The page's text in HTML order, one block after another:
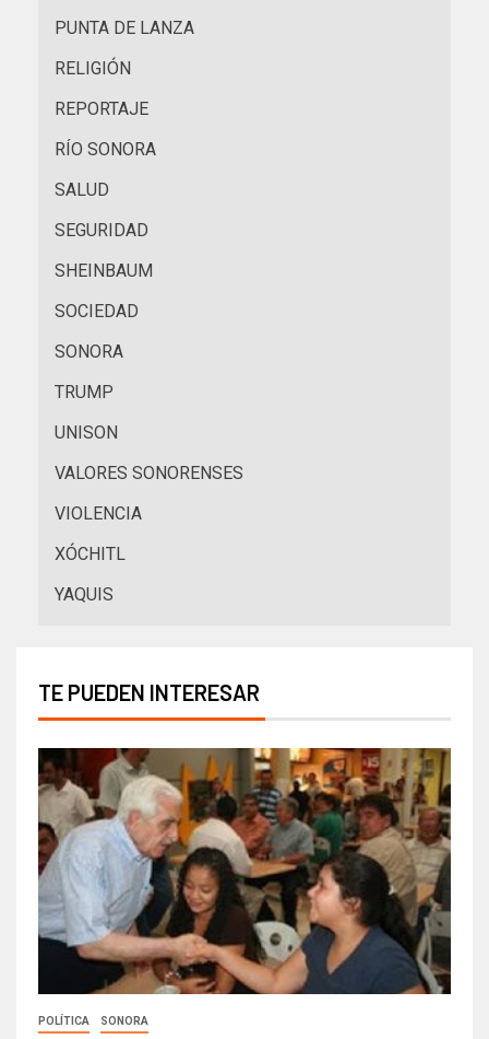
PUNTA DE LANZA
RELIGIÓN
REPORTAJE
RÍO SONORA
SALUD
SEGURIDAD
SHEINBAUM
SOCIEDAD
SONORA
TRUMP
UNISON
VALORES SONORENSES
VIOLENCIA
XÓCHITL
YAQUIS
TE PUEDEN INTERESAR
POLÍTICA SONORA